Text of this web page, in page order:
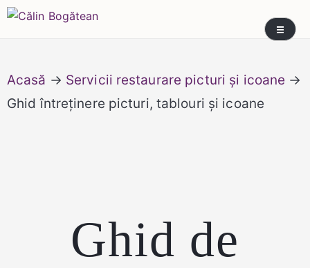
Skip
Călin Bogătean
Picturi originale, icoane contemporane pe lemn
și sticlă, portrete și restaurare artă – Călin
Acasă → Servicii restaurare picturi și icoane →
Ghid întreținere picturi, tablouri și icoane
Ghid de